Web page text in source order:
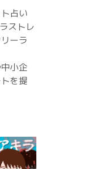
占い
ストレ
ーラ
小企
を提